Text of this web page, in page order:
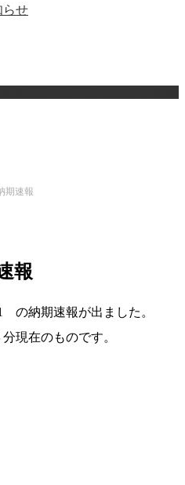
らせ
期速報
報
納期速報が出ました。
現在のものです。